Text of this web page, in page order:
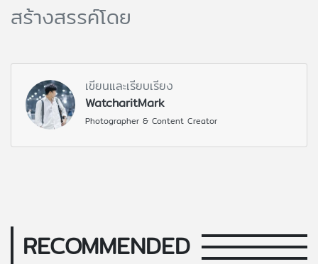
สร้างสรรค์โดย
เขียนและเรียบเรียง
WatcharitMark
Photographer & Content Creator
RECOMMENDED